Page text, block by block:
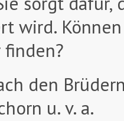
wird.
den
u. v. a.